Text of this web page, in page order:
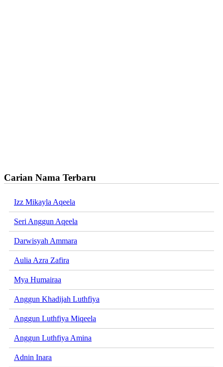
Carian Nama Terbaru
Izz Mikayla Aqeela
Seri Anggun Aqeela
Darwisyah Ammara
Aulia Azra Zafira
Mya Humairaa
Anggun Khadijah Luthfiya
Anggun Luthfiya Miqeela
Anggun Luthfiya Amina
Adnin Inara